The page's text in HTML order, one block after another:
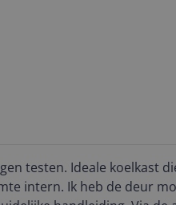
die dankzij zijn
intern. Ik heb de deur